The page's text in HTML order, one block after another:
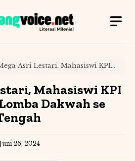
Asri Lestari, Mahasiswi KPI
Mahasiswi KPI
Dakwah se
Juni 26, 2024